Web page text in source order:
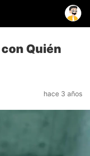
Quién
hace 3 años